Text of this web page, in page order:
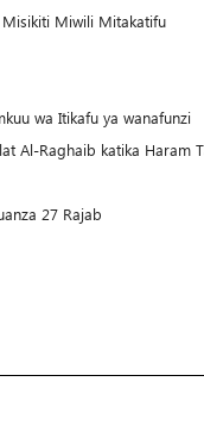
Miwili Mitakatifu
wa Itikafu ya wanafunzi
Al-Raghaib katika Haram
27 Rajab